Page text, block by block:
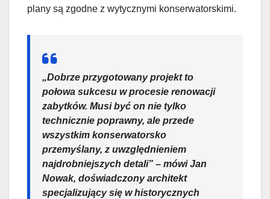
plany są zgodne z wytycznymi konserwatorskimi.
„Dobrze przygotowany projekt to
połowa sukcesu w procesie renowacji
zabytków. Musi być on nie tylko
technicznie poprawny, ale przede
wszystkim konserwatorsko
przemyślany, z uwzględnieniem
najdrobniejszych detali” – mówi Jan
Nowak, doświadczony architekt
specjalizujący się whistorycznych